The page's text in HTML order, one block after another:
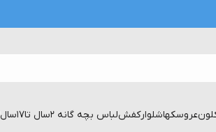
عروسکهاشلوارکفشلباس بچه گانه 2سال تا۱۷سال